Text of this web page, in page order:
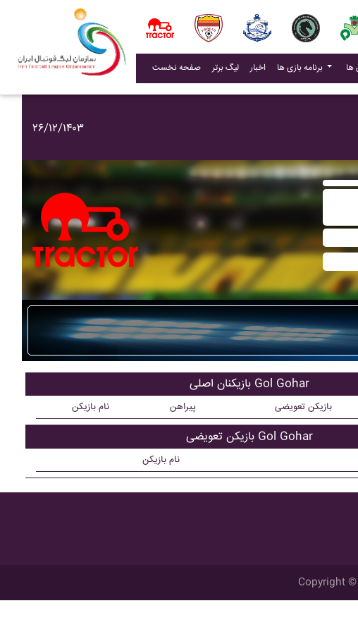
صفحه نخست لیگ برتر اخبار(current) برنامه بازی ها
۲۶/۱۲/۱۴۰۳
بازیکنان اصلی Gol Gohar
نام بازیکن پیراهن بازیکن تعویضی
بازیکن تعویضی Gol Gohar
نام بازیکن
Copyright